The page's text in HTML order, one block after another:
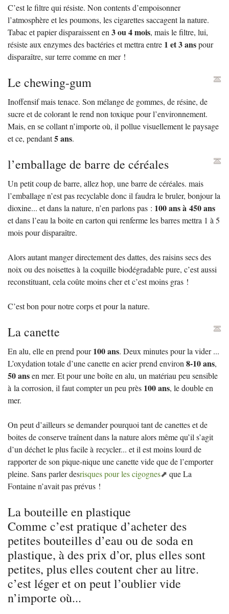
C’est le filtre qui résiste. Non contents d’empoisonner
l’atmosphère et les poumons, les cigarettes saccagent la nature.
Tabac et papier disparaissent en 3 ou 4 mois, mais le filtre, lui,
résiste aux enzymes des bactéries et mettra entre 1 et 3 anspour
disparaître, sur terre comme en mer !
Le chewing-gum
Inoffensif mais tenace. Son mélange de gommes, de résine, de
sucre et de colorant le rend non toxique pour l’environnement.
Mais, en se collant n’importe où, il pollue visuellement le paysage
et ce, pendant5 ans.
l’emballage de barre de céréales
Un petit coup de barre, allez hop, une barre de céréales. mais
l’emballage n’est pas recyclable donc il faudra le bruler, bonjour la
dioxine... et dans la nature, n’en parlons pas : 100 ans à 450 ans
et dans l’eau la boite en carton qui renferme les barres mettra 1 à 5
mois pour disparaître.
Alors autant manger directement des dattes, des raisins secs des
noix ou des noisettes à la coquille biodégradable pure, c’est aussi
reconstituant, cela coûte moins cher et c’est moins gras !
C’est bon pour notre corps et pour la nature.
La canette
En alu, elle en prend pour100 ans. Deux minutes pour la vider ...
L’oxydation totale d’une canette en acier prend environ 8-10 ans,
50 ansen mer. Et pour une boîte en alu, un matériau peu sensible
à la corrosion, il faut compter un peu près 100 ans, le double en
mer.
On peut d’ailleurs se demander pourquoi tant de canettes et de
boites de conserve traînent dans la nature alors même qu’il s’agit
d’un déchet le plus facile à recycler... et il est moins lourd de
rapporter de son pique-nique une canette vide que de l’emporter
pleine. Sans parler desrisques pour les cigognes
que La
Fontaine n’avait pas prévus !
La bouteille en plastique
Comme c’est pratique d’acheter des
petites bouteilles d’eau ou de soda en
plastique, à des prix d’or, plus elles sont
petites, plus elles coutent cher au litre.
c’est léger et on peut l’oublier vide
n’importe où...